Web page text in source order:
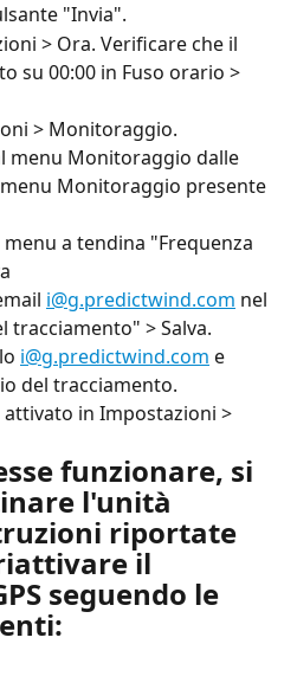
"Invia".
> Ora. Verificare che il
su 00:00 in Fuso orario >
> Monitoraggio.
menu Monitoraggio dalle
Monitoraggio presente
a tendina "Frequenza
i@g.predictwind.com nel
tracciamento" > Salva.
i@g.predictwind.com e
del tracciamento.
attivato in Impostazioni >
funzionare, si
l'unità
riportate
il
seguendo le